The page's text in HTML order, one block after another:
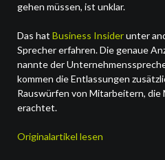
gehen müssen, ist unklar.
Das hat Business Insiderunter
Sprecher erfahren. Die genaue
nannte der
kommen die Entlassungen
Rauswürfen von Mitarbeitern,
erachtet.
Originalartikel lesen